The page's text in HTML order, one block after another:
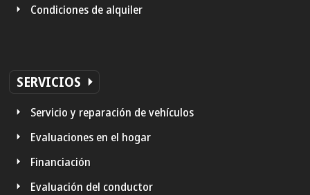
Condiciones de alquiler
SERVICIOS
Servicio y reparación de vehículos
Evaluaciones en el hogar
Financiación
Evaluación del conductor